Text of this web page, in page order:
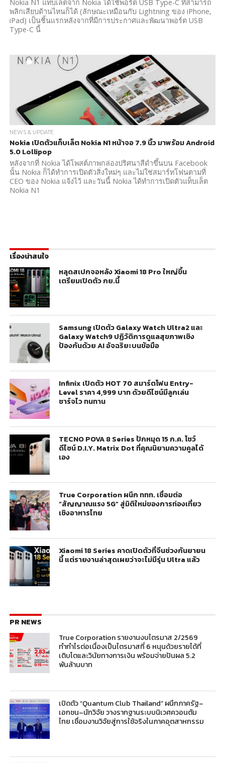
Nokia N1 แท็บเล็ตจาก Nokia ได้ใช้พอร์ต USB Type-C ที่สามารถ
พลิกเสียบด้านไหนก็ได้ (ลักษณะเหมือนกับ Lightning ของ iPhone,
iPad) เป็นชิ้นแรกหลังจากที่มีการประกาศและพัฒนาพอร์ต USB
Type-C นี้
5
NEWS & UPDATE
Nokia เปิดตัวแท็บเล็ต Nokia N1 หน้าจอ 7.9 นิ้ว มาพร้อม Android
5.0 Lollipop
หลังจากที่ Nokia ได้โพสต์ภาพกล่องปริศนาสีดำขึ้นบน Facebook
นั้น Nokia ก็ได้ทำการเปิดตัวสิ่งใหม่ๆ และไม่ใช่สมาร์ทโฟนตามที่
CEO ของ Nokia แจ้งไว้ และวันนี้ Nokia ได้ทำการเปิดตัวแท็บเล็ต
Nokia N1
เรื่องน่าสนใจ
หลุดสเปกจอหลัง Xiaomi 18 Pro ใหญ่ขึ้น
เตรียมเปิดตัว กย.นี้
Samsung เปิดตัว Galaxy Watch Ultra2 และ
Galaxy Watch9 ปฏิวัติการดูแลสุขภาพเชิง
ป้องกันด้วย AI อัจฉริยะบนข้อมือ
Infinix เปิดตัว HOT 70 สมาร์ตโฟน Entry-
Level ราคา 4,999 บาท ด้วยดีไซน์มีลูกเล่น
ชาร์จไว ทนทาน
TECNO POVA 8 Series ปักหมุด 15 ก.ค. โชว์
ดีไซน์ D.I.Y. Matrix Dot ที่คุณนิยามความคูลได้
เอง
True Corporation ผนึก ททท. เชื่อมต่อ
“สัญญาณแรง 5G” สู่มิติใหม่ของการท่องเที่ยว
เชิงอาหารไทย
Xiaomi 18 Series คาดเปิดตัวที่จีนช่วงกันยายน
นี้ แต่รายงานล่าสุดเผยว่าจะไม่มีรุ่น Ultra แล้ว
PR NEWS
True Corporation รายงานงบไตรมาส 2/2569
ทำกำไรต่อเนื่องเป็นไตรมาสที่ 6 หนุนด้วยรายได้ที่
เติบโตและวินัยทางการเงิน พร้อมจ่ายปันผล 5.2
พันล้านบาท
เปิดตัว “Quantum Club Thailand” ผนึกภาครัฐ–
เอกชน–นักวิจัย วางรากฐานระบบนิเวศควอนตัม
ไทย เชื่อมงานวิจัยสู่การใช้จริงในภาคอุตสาหกรรม